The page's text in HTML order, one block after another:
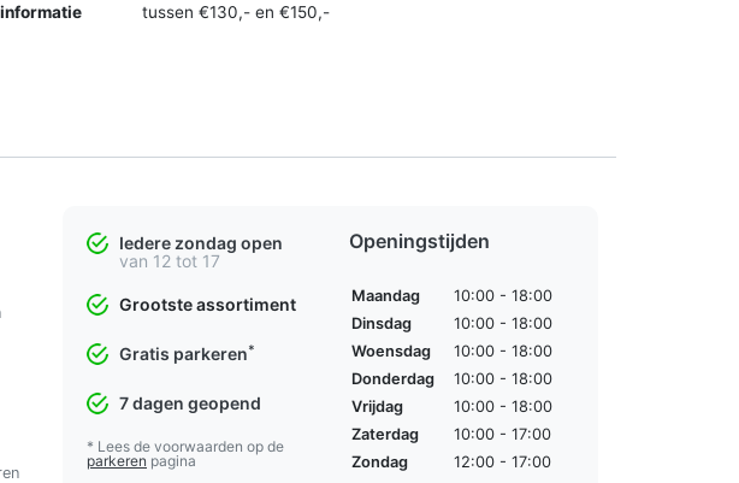
tussen €130,- en €150,-
Iedere zondag open
van 12 tot 17
Grootste assortiment
Gratis parkeren*
7 dagen geopend
* Lees de voorwaarden op de
parkeren pagina
Openingstijden
Maandag
10:00 - 18:00
Dinsdag
10:00 - 18:00
Woensdag
10:00 - 18:00
Donderdag
10:00 - 18:00
Vrijdag
10:00 - 18:00
Zaterdag
10:00 - 17:00
Zondag
12:00 - 17:00